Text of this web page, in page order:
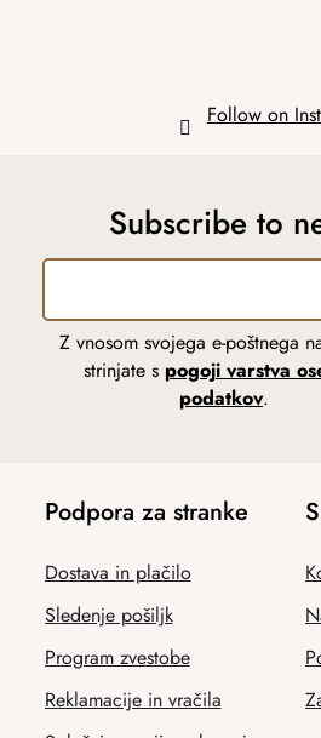
Follow on
Subscribe to
Z vnosom svojega e-poštnega
strinjate s pogoji varstva
podatkov.
Podpora za stranke
Dostava in plačilo
Sledenje pošiljk
Program zvestobe
Reklamacije in vračila